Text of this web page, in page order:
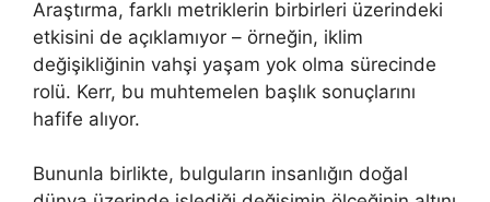
Araştırma, farklı metriklerin birbirleri üzerindeki
etkisini de açıklamıyor – örneğin, iklim
değişikliğinin vahşi yaşam yok olma sürecinde
rolü. Kerr, bu muhtemelen başlık sonuçlarını
hafife alıyor.
Bununla birlikte, bulguların insanlığın doğal